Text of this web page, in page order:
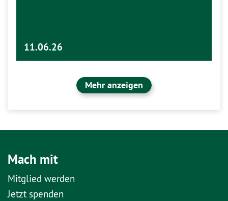
11.06.26
Mehr anzeigen
Mach mit
Mitglied werden
Jetzt spenden